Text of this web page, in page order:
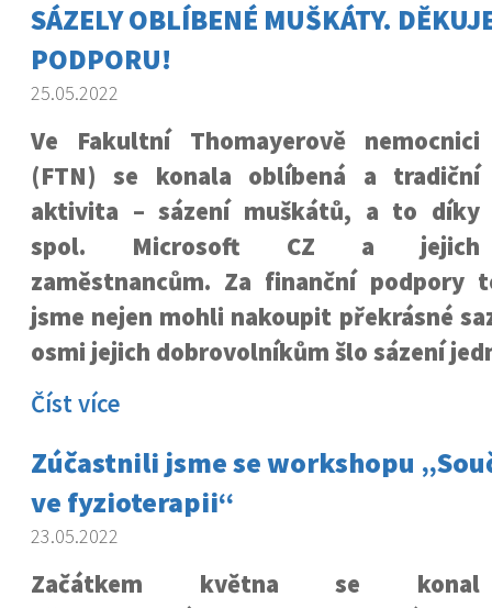
SÁZELY OBLÍBENÉ MUŠKÁTY.
PODPORU!
25.05.2022
Ve Fakultní Thomayerově nemocnici
(FTN) se konala oblíbená a tradiční
aktivita – sázení muškátů, a to díky
spol. Microsoft CZ a jejich
zaměstnancům. Za finanční podpory
jsme nejen mohli nakoupit překrásné
osmi jejich dobrovolníkům šlo sázení
Číst více
Zúčastnili jsme se workshopu
ve fyzioterapii“
23.05.2022
Začátkem května se konal